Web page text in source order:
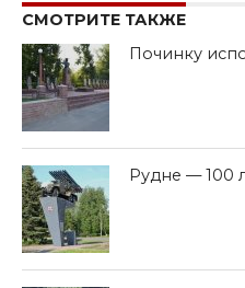
СМОТРИТЕ ТАКЖЕ
Починку
Рудне — 100